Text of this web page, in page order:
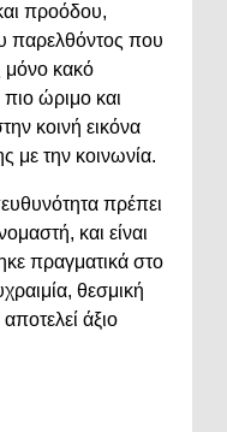
προόδου,
παρελθόντος που
μόνο κακό
ώριμο και
κοινή εικόνα
με την κοινωνία.
πρέπει
και είναι
πραγματικά στο
θεσμική
άξιο